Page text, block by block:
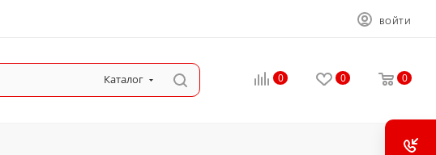
ВОЙТИ
Каталог 0 0 0